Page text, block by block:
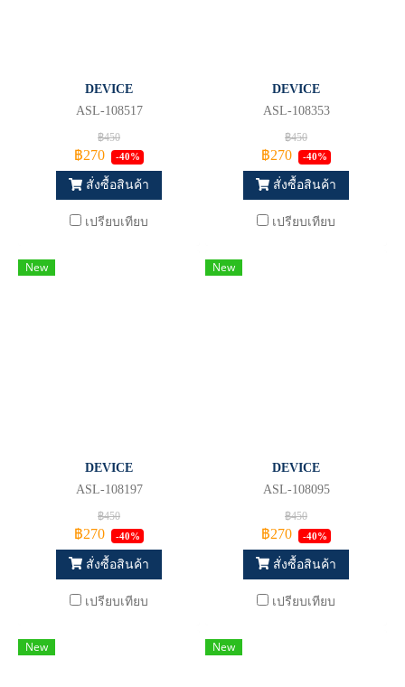
DEVICE
ASL-108517
฿450
฿270 -40%
สั่งซื้อสินค้า
เปรียบเทียบ
DEVICE
ASL-108353
฿450
฿270 -40%
สั่งซื้อสินค้า
เปรียบเทียบ
New
DEVICE
ASL-108197
฿450
฿270 -40%
สั่งซื้อสินค้า
เปรียบเทียบ
New
DEVICE
ASL-108095
฿450
฿270 -40%
สั่งซื้อสินค้า
เปรียบเทียบ
New New